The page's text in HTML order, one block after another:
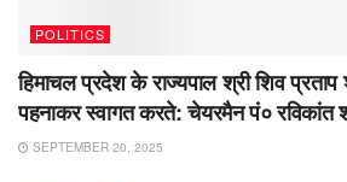
POLITICS
हिमाचल प्रदेश के राज्यपाल श्री शिव
पहनाकर स्वागत करते: चेयरमैन पं० रविकांत
SEPTEMBER 20, 2025